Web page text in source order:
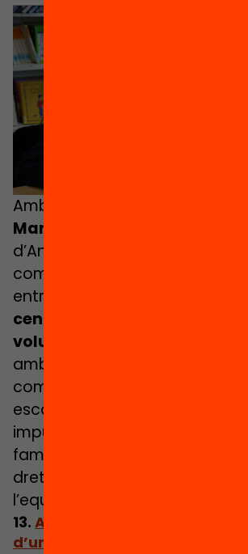
Amb el projecte
Manuel Lara
d’Andalusia i Melilla. A partir
combinació de lectura
entre iguals i clubs lectors
,
centenars d’alumnes amb
voluntariat.
El projecte es
amb flexibilitat i sensibilitat
compte contextos on el
escàs o la vulnerabilitat
impulsen formacions per a
famílies, amb una mirada
dret a llegir com a porta
l’equitat.
13. Adaptar Lecxit a Galícia: el
d’una xarxa de suport a la